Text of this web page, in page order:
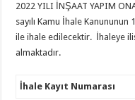
2022 YILI İNŞAAT YAPIM
sayılı Kamu İhale
ile ihale edilecektir. İhaleye
almaktadır.
İhale Kayıt Numarası